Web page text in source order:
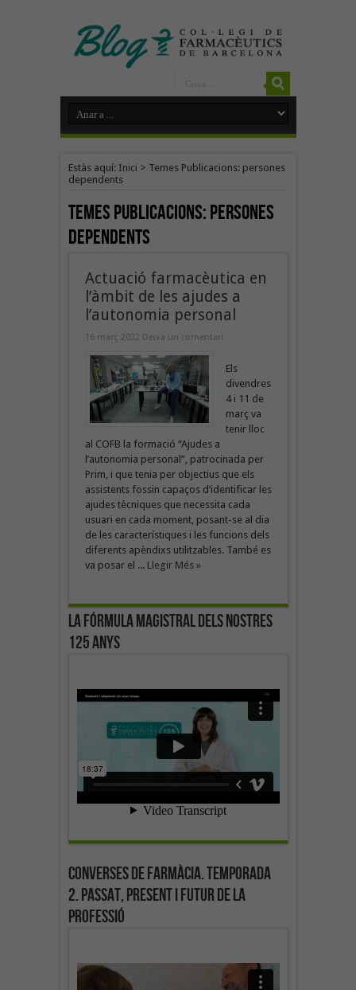
Estàs aquí: Inici > Temes Publicacions: persones
dependents
Temes Publicacions:persones
dependents
Actuació farmacèutica en
l’àmbit de les ajudes a
l’autonomia personal
16 març 2022 Deixa un comentari
Els
divendres
4 i 11 de
març va
tenir lloc
al COFB la formació “Ajudes a
l’autonomia personal”, patrocinada per
Prim, i que tenia per objectius que els
assistents fossin capaços d’identificar les
ajudes tècniques que necessita cada
usuari en cada moment, posant-se al dia
de les característiques i les funcions dels
diferents apèndixs utilitzables. També es
va posar el ... Llegir Més »
La fórmula magistral dels nostres
125 anys
Converses de farmàcia. Temporada
2. Passat, present i futur de la
professió